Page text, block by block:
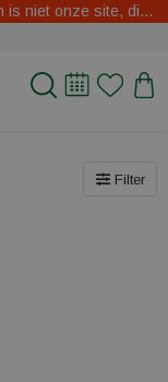
Waarschuwing de site leerentveldvrijetijd.com is niet onze site, dit zijn oplichters.
Filter